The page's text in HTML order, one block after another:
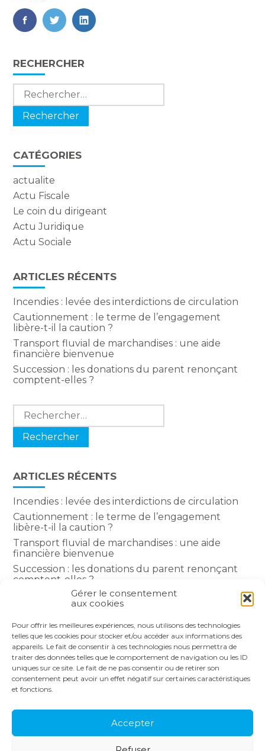
Gérer le consentement
aux cookies
Pour offrir les meilleures expériences, nous utilisons des technologies
telles que les cookies pour stocker et/ou accéder aux informations des
appareils. Le fait de consentir à ces technologies nous permettra de
traiter des données telles que le comportement de navigation ou les ID
uniques sur ce site. Le fait de ne pas consentir ou de retirer son
consentement peut avoir un effet négatif sur certaines caractéristiques
et fonctions.
Accepter
FaceBook
TwitterLinkedIn
Blog
sidebar
RECHERCHER
Rechercher :
CATÉGORIES
actualite
Actu Fiscale
Le coin du dirigeant
Actu Juridique
Actu Sociale
ARTICLES RÉCENTS
Incendies : levée des interdictions de circulation
Cautionnement : le terme de l’engagement
libère-t-il la caution ?
Transport fluvial de marchandises : une aide
financière bienvenue
Succession : les donations du parent renonçant
comptent-elles ?
Rechercher :
ARTICLES RÉCENTS
Incendies : levée des interdictions de circulation
Cautionnement : le terme de l’engagement
libère-t-il la caution ?
Transport fluvial de marchandises : une aide
financière bienvenue
Succession : les donations du parent renonçant
comptent-elles ?
Encadrement des loyers : une année de plus
COMMENTAIRES RÉCENTS
Principale
NOS SOLUTIONS
ACTUALITÉS
RECRUTEMENT
CONTACT